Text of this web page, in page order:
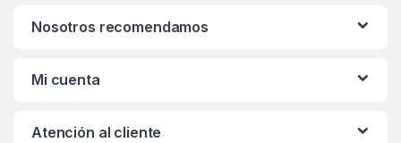
Nosotros recomendamos
Mi cuenta
Atención al cliente